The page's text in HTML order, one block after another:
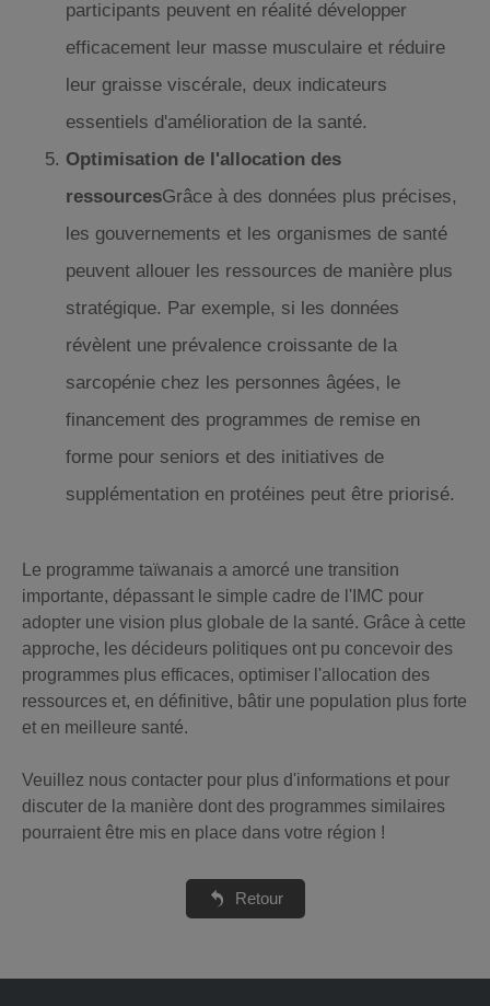
participants peuvent en réalité développer
efficacement leur masse musculaire et réduire
leur graisse viscérale, deux indicateurs
essentiels d'amélioration de la santé.
Optimisation de l'allocation des
ressourcesGrâce à des données plus précises,
les gouvernements et les organismes de santé
peuvent allouer les ressources de manière plus
stratégique. Par exemple, si les données
révèlent une prévalence croissante de la
sarcopénie chez les personnes âgées, le
financement des programmes de remise en
forme pour seniors et des initiatives de
supplémentation en protéines peut être priorisé.
Le programme taïwanais a amorcé une transition
importante, dépassant le simple cadre de l'IMC pour
adopter une vision plus globale de la santé. Grâce à cette
approche, les décideurs politiques ont pu concevoir des
programmes plus efficaces, optimiser l'allocation des
ressources et, en définitive, bâtir une population plus forte
et en meilleure santé.
Veuillez nous contacter pour plus d'informations et pour
discuter de la manière dont des programmes similaires
pourraient être mis en place dans votre région !
Retour